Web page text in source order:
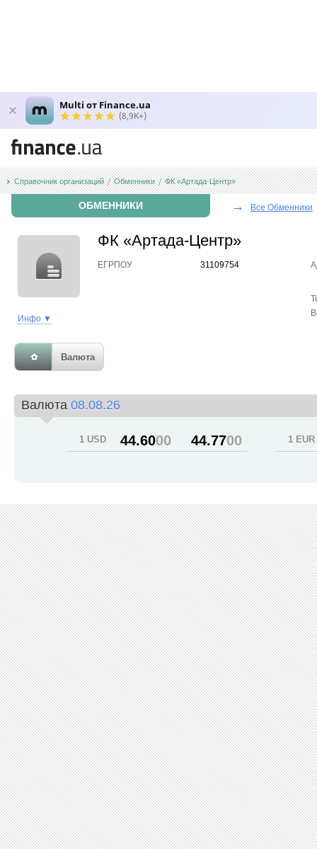
Multi от Finance.ua
(8,9K+)
Справочник организаций Обменники ФК «Артада-Центр»
ОБМЕННИКИ → Все Обменники
Инфо ▼
ФК «Артада-Центр»
ЕГРПОУ 31109754
Валюта
Валюта 08.08.26
1 USD 44.6000 44.7700 1 EUR